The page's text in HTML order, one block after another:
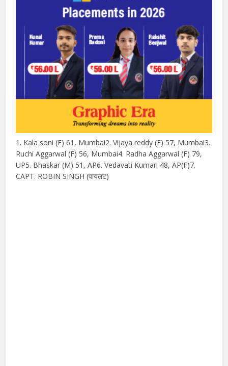
1. Kala soni (F) 61, Mumbai2. Vijaya reddy (F) 57, Mumbai3.
Ruchi Aggarwal (F) 56, Mumbai4. Radha Aggarwal (F) 79,
UP5. Bhaskar (M) 51, AP6. Vedavati Kumari 48, AP(F)7.
CAPT. ROBIN SINGH (पायलट)